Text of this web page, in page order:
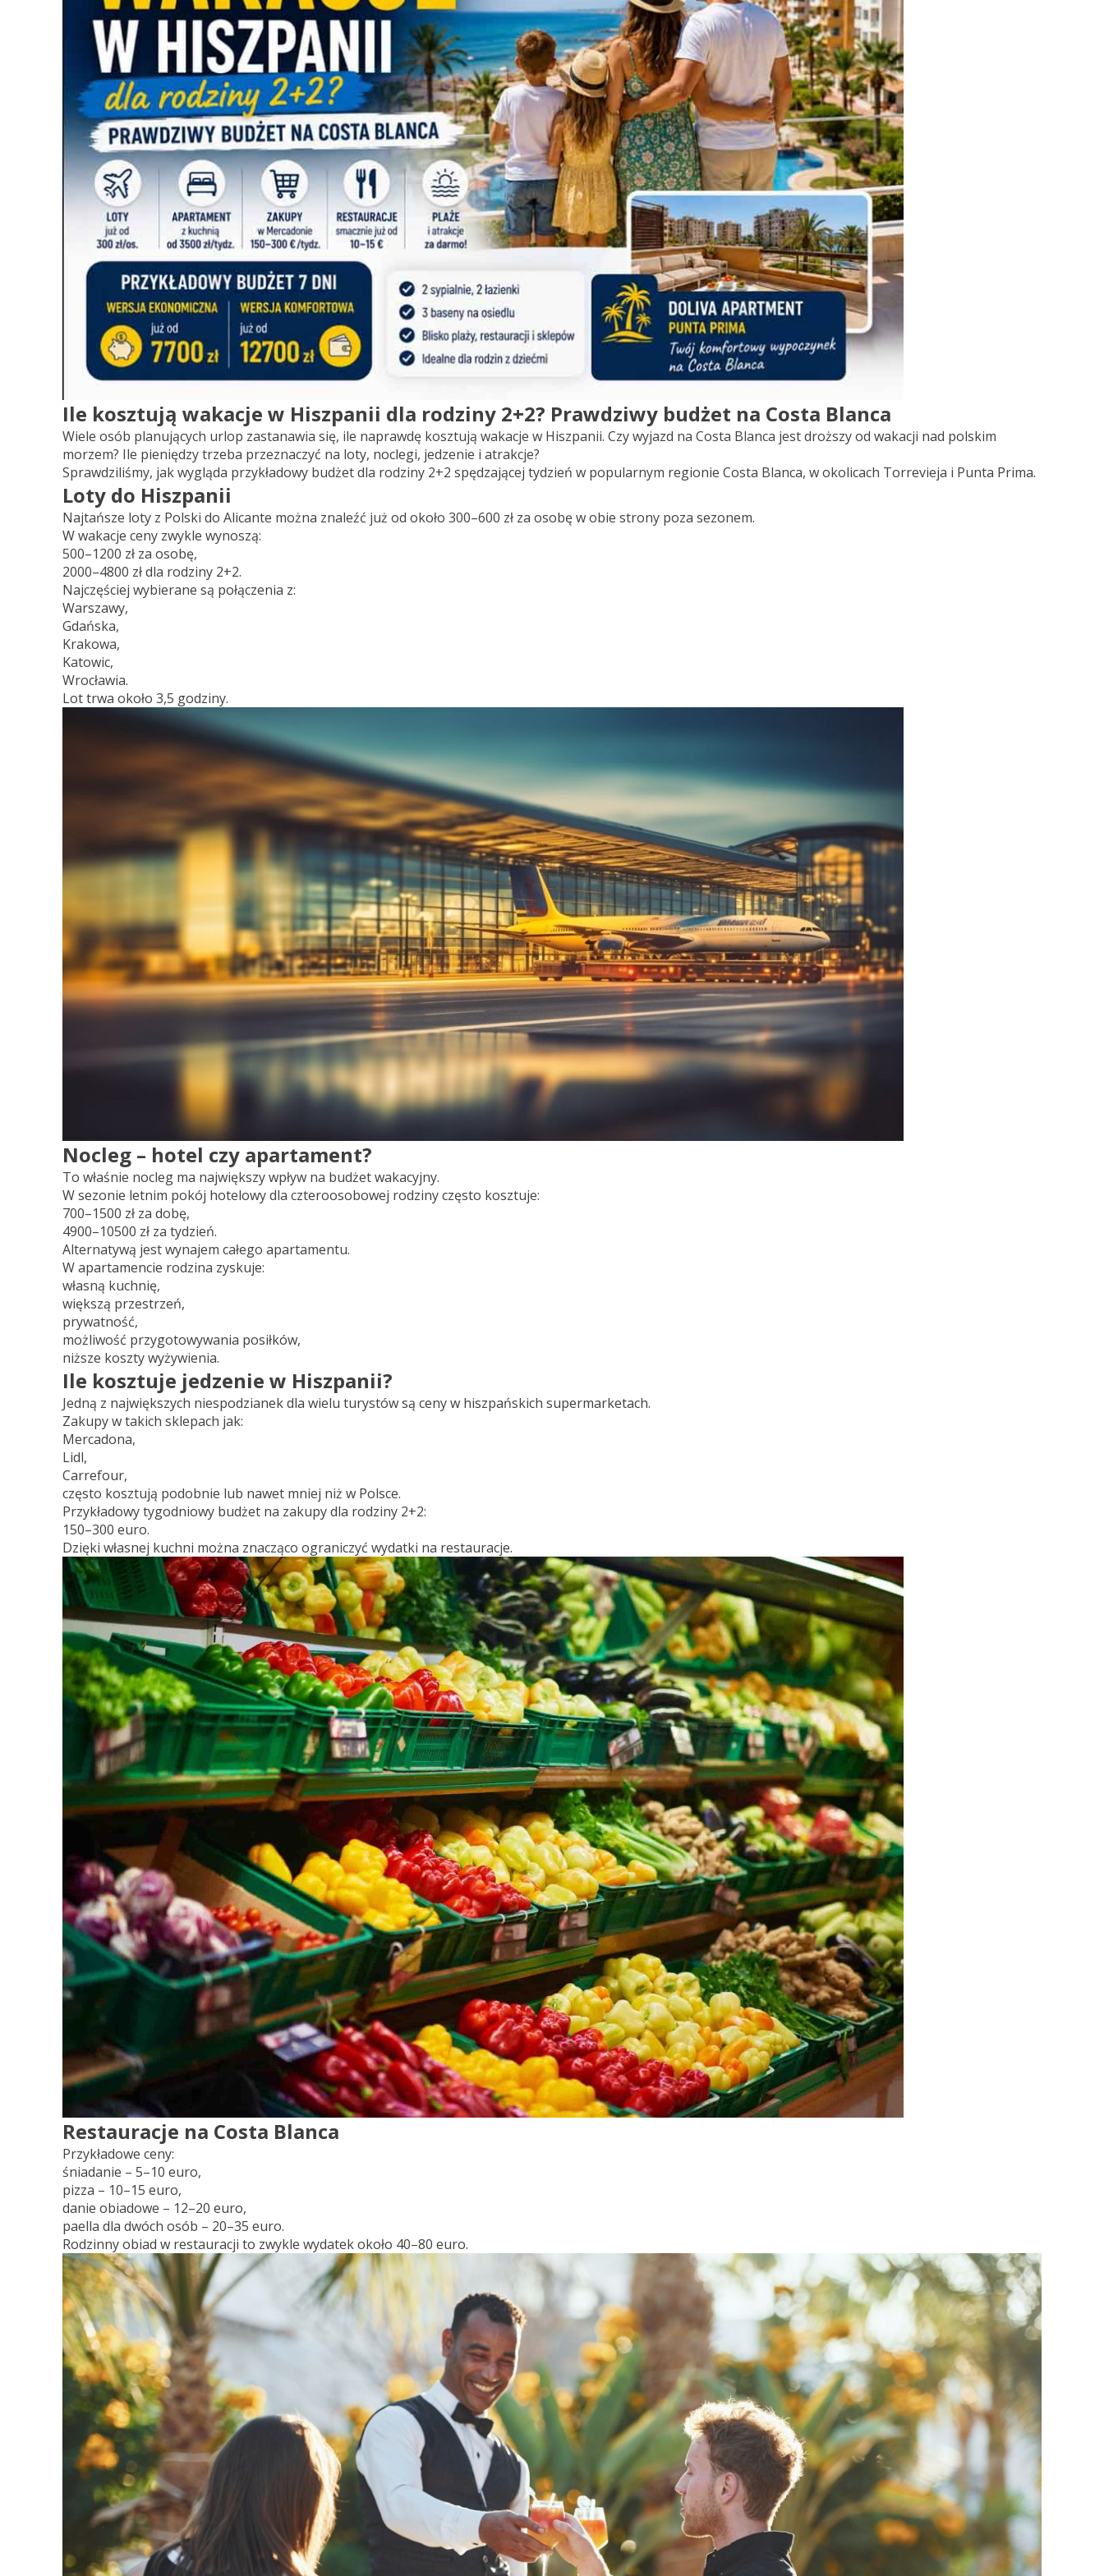
Ile kosztują wakacje w Hiszpanii dla rodziny 2+2? Prawdziwy budżet na Costa Blanca
Wiele osób planujących urlop zastanawia się, ile naprawdę kosztują wakacje w Hiszpanii. Czy wyjazd na Costa Blanca jest droższy od wakacji nad polskim
morzem? Ile pieniędzy trzeba przeznaczyć na loty, noclegi, jedzenie i atrakcje?
Sprawdziliśmy, jak wygląda przykładowy budżet dla rodziny 2+2 spędzającej tydzień w popularnym regionie Costa Blanca, w okolicach Torrevieja i Punta Prima.
Loty do Hiszpanii
Najtańsze loty z Polski do Alicante można znaleźć już od około 300–600 zł za osobę w obie strony poza sezonem.
W wakacje ceny zwykle wynoszą:
500–1200 zł za osobę,
2000–4800 zł dla rodziny 2+2.
Najczęściej wybierane są połączenia z:
Warszawy,
Gdańska,
Krakowa,
Katowic,
Wrocławia.
Lot trwa około 3,5 godziny.
Nocleg – hotel czy apartament?
To właśnie nocleg ma największy wpływ na budżet wakacyjny.
W sezonie letnim pokój hotelowy dla czteroosobowej rodziny często kosztuje:
700–1500 zł za dobę,
4900–10500 zł za tydzień.
Alternatywą jest wynajem całego apartamentu.
W apartamencie rodzina zyskuje:
własną kuchnię,
większą przestrzeń,
prywatność,
możliwość przygotowywania posiłków,
niższe koszty wyżywienia.
Ile kosztuje jedzenie w Hiszpanii?
Jedną z największych niespodzianek dla wielu turystów są ceny w hiszpańskich supermarketach.
Zakupy w takich sklepach jak:
Mercadona,
Lidl,
Carrefour,
często kosztują podobnie lub nawet mniej niż w Polsce.
Przykładowy tygodniowy budżet na zakupy dla rodziny 2+2:
150–300 euro.
Dzięki własnej kuchni można znacząco ograniczyć wydatki na restauracje.
Restauracje na Costa Blanca
Przykładowe ceny:
śniadanie – 5–10 euro,
pizza – 10–15 euro,
danie obiadowe – 12–20 euro,
paella dla dwóch osób – 20–35 euro.
Rodzinny obiad w restauracji to zwykle wydatek około 40–80 euro.